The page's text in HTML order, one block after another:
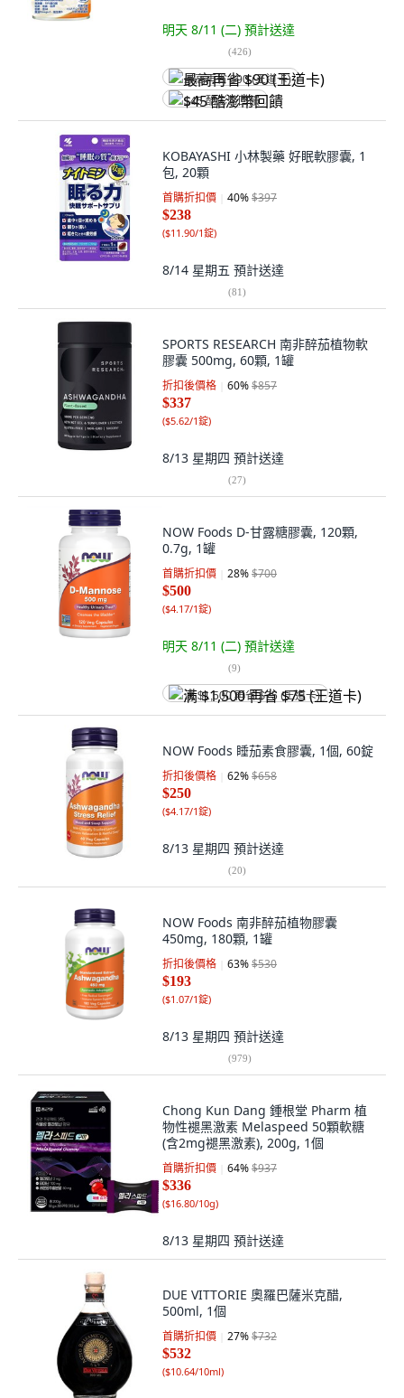
明天 8/11 (二) 預計送達
(426)
最高再省 $90 (王道卡)
$45 酷澎幣回饋
KOBAYASHI 小林製藥 好眠軟膠囊, 1
包, 20顆
首購折扣價 40%$397
$238
($11.90/1錠)
8/14 星期五 預計送達
(81)
SPORTS RESEARCH 南非醉茄植物軟
膠囊 500mg, 60顆, 1罐
折扣後價格 60%$857
$337
($5.62/1錠)
8/13 星期四 預計送達
(27)
NOW Foods D-甘露糖膠囊, 120顆,
0.7g, 1罐
首購折扣價 28%$700
$500
($4.17/1錠)
明天 8/11 (二) 預計送達
(9)
满 $1,500 再省 $75 (王道卡)
NOW Foods 睡茄素食膠囊, 1個, 60錠
折扣後價格 62%$658
$250
($4.17/1錠)
8/13 星期四 預計送達
(20)
NOW Foods 南非醉茄植物膠囊
450mg, 180顆, 1罐
折扣後價格 63%$530
$193
($1.07/1錠)
8/13 星期四 預計送達
(979)
Chong Kun Dang 鍾根堂 Pharm 植
物性褪黑激素 Melaspeed 50顆軟糖
(含2mg褪黑激素), 200g, 1個
首購折扣價 64%$937
$336
($16.80/10g)
8/13 星期四 預計送達
DUE VITTORIE 奧羅巴薩米克醋,
500ml, 1個
首購折扣價 27%$732
$532
($10.64/10ml)